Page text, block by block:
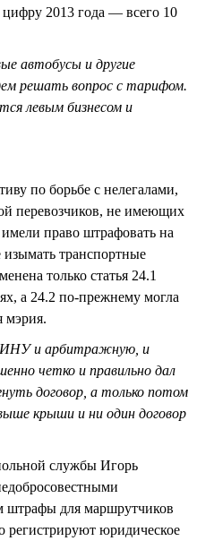
2013 года — всего 10
автобусы и другие
решать вопрос с тарифом.
левым бизнесом и
по борьбе с нелегалами,
перевозчиков, не имеющих
право штрафовать на
транспортные
только статья 24.1
а 24.2 по-прежнему могла
мэрия.
и арбитражную, и
четко и правильно дал
договор, а только потом
крыши и ни один договор
службы Игорь
штрафы для маршрутчиков
регистрируют юридическое